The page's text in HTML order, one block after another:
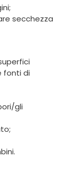
secchezza
fonti di
gli